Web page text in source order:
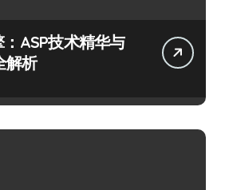
ASP技术精华与
解析